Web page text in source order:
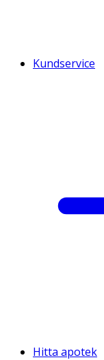
Kundservice
Hitta apotek